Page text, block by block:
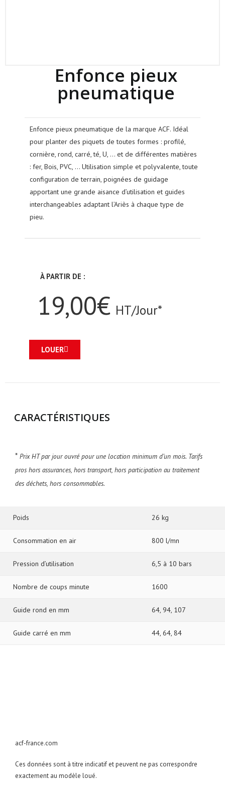
Enfonce pieux
pneumatique
Enfonce pieux pneumatique de la marque ACF. Idéal
pour planter des piquets de toutes formes : profilé,
cornière, rond, carré, té, U, … et de différentes matières
: fer, Bois, PVC, … Utilisation simple et polyvalente, toute
configuration de terrain, poignées de guidage
apportant une grande aisance d’utilisation et guides
interchangeables adaptant l’Ariès à chaque type de
pieu.
À PARTIR DE :
19,00€ HT/Jour*
LOUER
CARACTÉRISTIQUES
* Prix HT par jour ouvré pour une location minimum d’un mois. Tarifs
pros hors assurances, hors transport, hors participation au traitement
des déchets, hors consommables.
Poids 26 kg
Consommation en air 800 l/mn
Pression d’utilisation 6,5 à 10 bars
Nombre de coups minute 1600
Guide rond en mm 64, 94, 107
Guide carré en mm 44, 64, 84
acf-france.com
Ces données sont à titre indicatif et peuvent ne pas correspondre
exactement au modèle loué.